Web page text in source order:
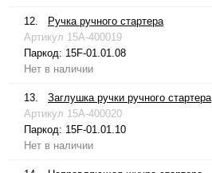
12.
Ручка ручного стартера
Артикул 15A-400019
Паркод: 15F-01.01.08
Нет в наличии
13.
Заглушка ручки ручного стартера
Артикул 15A-400020
Паркод: 15F-01.01.10
Нет в наличии